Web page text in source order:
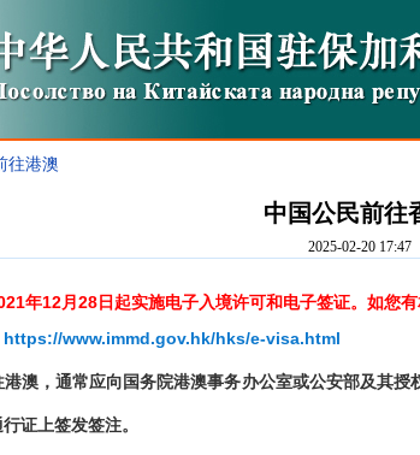
往港澳
中国公民前往
2025-02-20 17:47
年12月28日起实施电子入境许可和电子签证。如您
https://www.immd.gov.hk/hks/e-visa.html
澳，通常应向国务院港澳事务办公室或公安部及其授
证上签发签注。